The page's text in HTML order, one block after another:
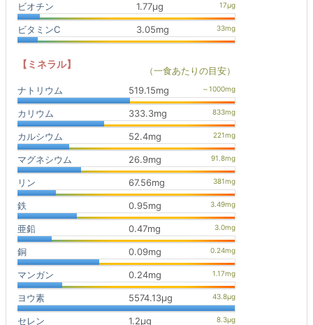
ビオチン 1.77μg
ビタミンC 3.05mg
【ミネラル】
（一食あたりの目安）
ナトリウム
519.15mg
カリウム 333.3mg
カルシウム 52.4mg
マグネシウム 26.9mg
リン 67.56mg
鉄 0.95mg
亜鉛 0.47mg
銅 0.09mg
マンガン 0.24mg
ヨウ素 5574.13μg
セレン 1.2μg